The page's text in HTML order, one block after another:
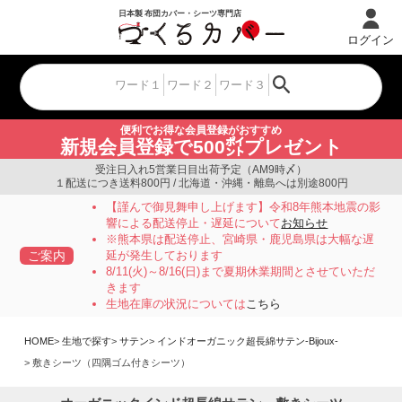
便利でお得な会員登録がおすすめ
新規会員登録で500㌽プレゼント
ログイン
受注日入れ5営業日目出荷予定（AM9時〆）
１配送につき送料800円 / 北海道・沖縄・離島へは別途800円
ご案内
【謹んで御見舞申し上げます】令和8年熊本地震の影
響による配送停止・遅延についてお知らせ
※熊本県は配送停止、宮崎県・鹿児島県は大幅な遅
延が発生しております
8/11(火)～8/16(日)まで夏期休業期間とさせていただ
きます
生地在庫の状況についてはこちら
HOME 生地で探す サテン
インドオーガニック超長綿サテン-Bijoux-
敷きシーツ（四隅ゴム付きシーツ）